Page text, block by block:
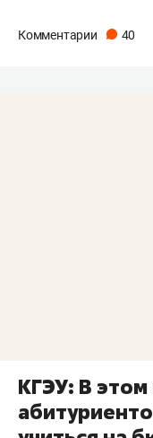
Комментарии 40
КГЭУ: В этом